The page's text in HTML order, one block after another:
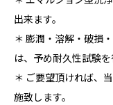
出来ます。
＊ 膨潤・溶解・破損
は、予め耐久性試験を
＊ ご要望頂ければ、
施致します。